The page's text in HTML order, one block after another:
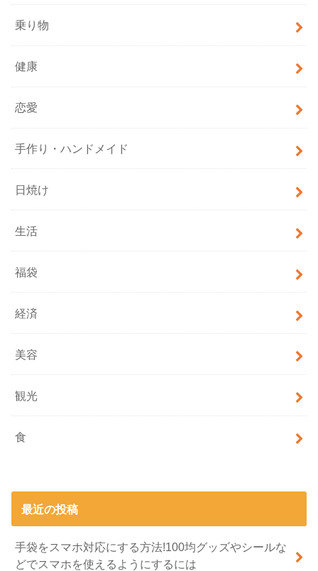
乗り物
健康
恋愛
手作り・ハンドメイド
日焼け
生活
福袋
経済
美容
観光
食
最近の投稿
手袋をスマホ対応にする方法!100均グッズやシールな
どでスマホを使えるようにするには